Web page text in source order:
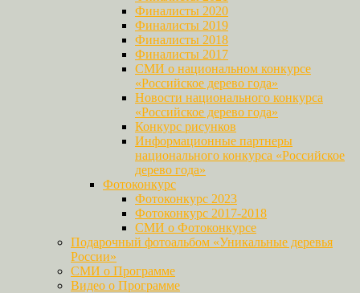
Финалисты 2020
Финалисты 2019
Финалисты 2018
Финалисты 2017
СМИ о национальном конкурсе
«Российское дерево года»
Новости национального конкурса
«Российское дерево года»
Конкурс рисунков
Информационные партнеры
национального конкурса «Российское
дерево года»
Фотоконкурс
Фотоконкурс 2023
Фотоконкурс 2017-2018
СМИ о Фотоконкурсе
Подарочный фотоальбом «Уникальные деревья
России»
СМИ о Программе
Видео о Программе